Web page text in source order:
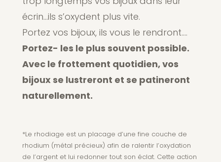
écrin…ils s’oxydent plus vite.
Portez vos bijoux, ils vous le rendront….
Portez- les le plus souvent possible.
Avec le frottement quotidien, vos
bijoux se lustreront et se patineront
naturellement.
*Le rhodiage est un placage d’une fine couche de
rhodium (métal précieux) afin de ralentir l’oxydation
de l’argent et lui redonner tout son éclat. Cette action